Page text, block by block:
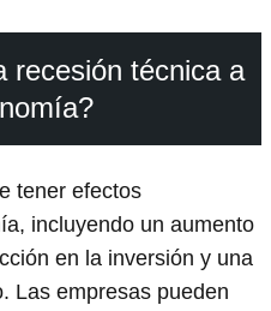
recesión técnica a
tener efectos
incluyendo un aumento
en la inversión y una
Las empresas pueden